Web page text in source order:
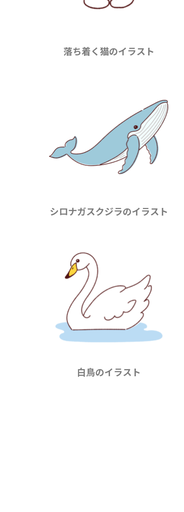
落ち着く猫のイラスト
シロナガスクジラのイラスト
白鳥のイラスト